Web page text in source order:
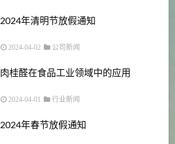
2024年清明节放假通知
2024-04-02 公司新闻
肉桂醛在食品工业领域中的应用
2024-04-01 行业新闻
2024年春节放假通知